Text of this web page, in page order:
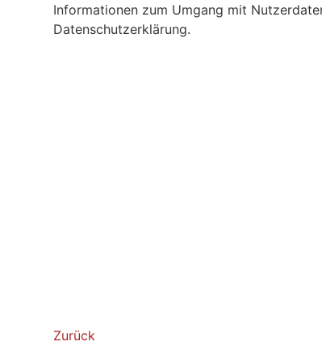
Informationen zum Umgang mit
Datenschutzerklärung.
Zurück